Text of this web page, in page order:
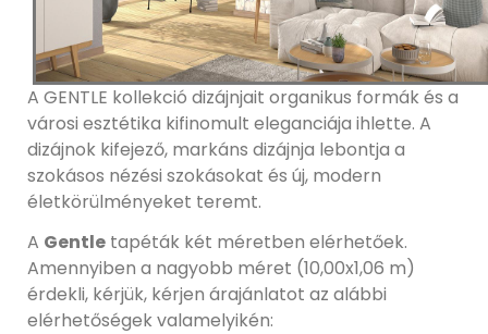
A GENTLE kollekció dizájnjait organikus formák és a
városi esztétika kifinomult eleganciája ihlette. A
dizájnok kifejező, markáns dizájnja lebontja a
szokásos nézési szokásokat és új, modern
életkörülményeket teremt.
A Gentle tapéták két méretben elérhetőek.
Amennyiben a nagyobb méret (10,00x1,06 m)
érdekli, kérjük, kérjen árajánlatot az alábbi
elérhetőségek valamelyikén: